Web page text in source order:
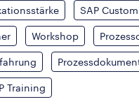
SAP
Workshop
Training